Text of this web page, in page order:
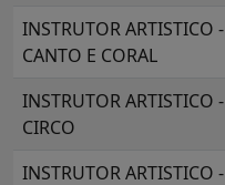
INSTRUTOR ARTISTICO -
CANTO E CORAL
INSTRUTOR ARTISTICO -
CIRCO
INSTRUTOR ARTISTICO -